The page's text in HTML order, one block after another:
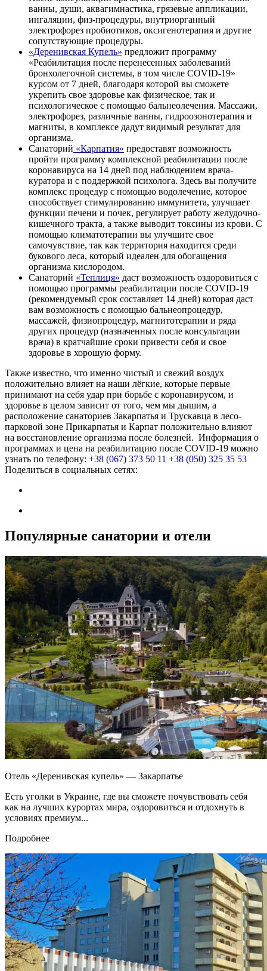
ванны, души, аквагимнастика, грязевые аппликации,
ингаляции, физ-процедуры, внутриорганный
электрофорез пробиотиков, оксигенотерапия и другие
сопутствующие процедуры.
«Деренивская Купель» предложит программу
«Реабилитация после перенесенных заболеваний
бронхолегочной системы, в том числе COVID-19»
курсом от 7 дней, благодаря которой вы сможете
укрепить свое здоровье как физическое, так и
психологическое с помощью бальнеолечения. Массажи,
электрофорез, различные ванны, гидроозонотерапия и
магниты, в комплексе дадут видимый результат для
организма.
Санаторий «Карпатия» предоставят возможность
пройти программу комплексной реабилитации после
коронавируса на 14 дней под наблюдением врача-
куратора и с поддержкой психолога. Здесь вы получите
комплекс процедур с помощью водолечение, которое
способствует стимулированию иммунитета, улучшает
функции печени и почек, регулирует работу желудочно-
кишечного тракта, а также выводит токсины из крови. С
помощью климатотерапии вы улучшите свое
самочувствие, так как территория находится среди
букового леса, который идеален для обогащения
организма кислородом.
Санаторий «Теплиця» даст возможность оздоровиться с
помощью программы реабилитации после COVID-19
(рекомендуемый срок составляет 14 дней) которая даст
вам возможность с помощью бальнеопроцедур,
массажей, физиопроцедур, магнитотерапии и ряда
других процедур (назначенных после консультации
врача) в кратчайшие сроки привести себя и свое
здоровье в хорошую форму.
Также известно, что именно чистый и свежий воздух
положительно влияет на наши лёгкие, которые первые
принимают на себя удар при борьбе с коронавирусом, и
здоровье в целом зависит от того, чем мы дышим, а
расположение санаториев Закарпатья и Трускавца в лесо-
парковой зоне Прикарпатья и Карпат положительно влияют
на восстановление организма после болезней. Информация о
программах и цена на реабилитацию после COVID-19 можно
узнать по телефону: +38 (067) 373 50 11 +38 (050) 325 35 53
Поделиться в социальных сетях:
Популярные санатории и отели
Отель «Деренивская купель» — Закарпатье
Есть уголки в Украине, где вы сможете почувствовать себя
как на лучших курортах мира, оздоровиться и отдохнуть в
условиях премиум...
Подробнее